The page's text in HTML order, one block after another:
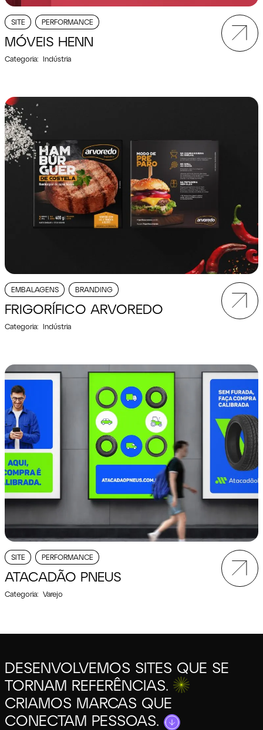
SITE PERFORMANCE
MÓVEIS HENN
Categoria: Indústria
EMBALAGENS BRANDING
FRIGORÍFICO ARVOREDO
Categoria: Indústria
SITE PERFORMANCE
ATACADÃO PNEUS
Categoria: Varejo
Desenvolvemos sites que se tornam referências. Criamos
DESENVOLVEMOS SITES QUE SE
TORNAM REFERÊNCIAS.
CRIAMOS MARCAS QUE
CONECTAM PESSOAS.